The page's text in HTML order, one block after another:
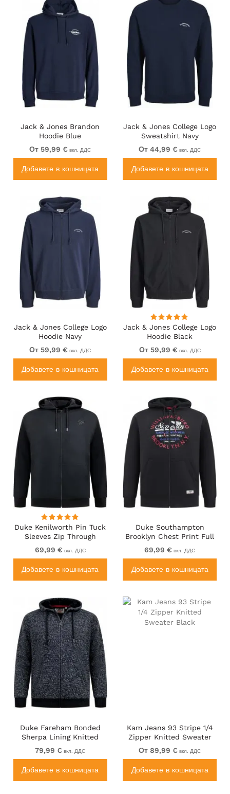
Jack & Jones Brandon
Hoodie Blue
От 59,99 € вкл. ДДС
Добавете в кошницата
Jack & Jones College Logo
Sweatshirt Navy
От 44,99 € вкл. ДДС
Добавете в кошницата
Jack & Jones College Logo
Hoodie Navy
От 59,99 € вкл. ДДС
Добавете в кошницата
Jack & Jones College Logo
Hoodie Black
От 59,99 € вкл. ДДС
Добавете в кошницата
Duke Kenilworth Pin Tuck
Sleeves Zip Through
Hoodie Dark Navy
69,99 € вкл. ДДС
Добавете в кошницата
Duke Southampton
Brooklyn Chest Print Full
Zip Hoodie Black
69,99 € вкл. ДДС
Добавете в кошницата
Duke Fareham Bonded
Sherpa Lining Knitted
Hoodie Grey
79,99 € вкл. ДДС
Добавете в кошницата
Kam Jeans 93 Stripe 1/4
Zipper Knitted Sweater
Black
От 89,99 € вкл. ДДС
Добавете в кошницата